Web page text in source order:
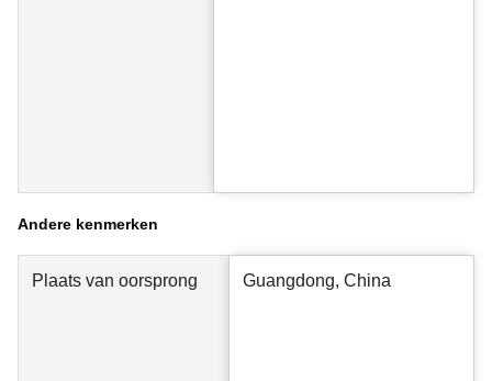
Andere kenmerken
Plaats van oorsprong Guangdong, China